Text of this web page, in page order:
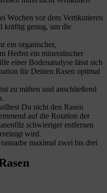
Wochen vor dem Vertikutieren
kräftig genug, um die
ein organischer,
Herbst ein mineralischer
einer Bodenanalyse lässt sich
für Deinen Rasen optimal
zu mähen und anschließend
Du nicht den Rasen
auf die Rotation der
schwieriger entfernen
wird.
maximal zwei bis drei